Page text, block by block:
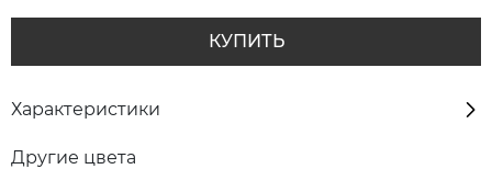
КУПИТЬ
Характеристики
Другие цвета